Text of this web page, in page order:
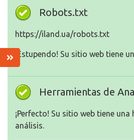
Robots.txt
https://iland.ua/robots.txt
¡Estupendo! Su sitio web tiene
Herramientas de
¡Perfecto! Su sitio web tiene
análisis.